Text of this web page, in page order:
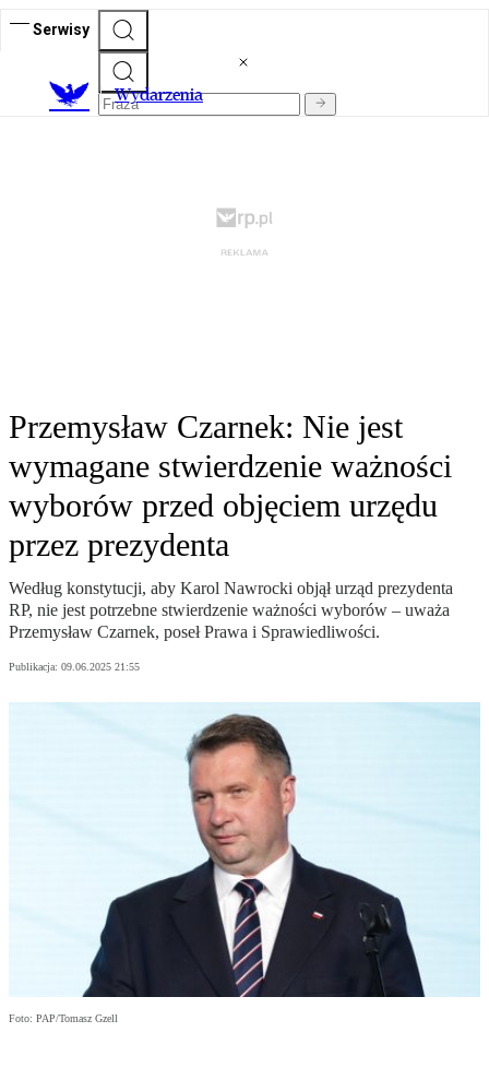
Serwisy
Wydarzenia
Przemysław Czarnek: Nie jest
wymagane stwierdzenie ważności
wyborów przed objęciem urzędu
przez prezydenta
Według konstytucji, aby Karol Nawrocki objął urząd prezydenta
RP, nie jest potrzebne stwierdzenie ważności wyborów – uważa
Przemysław Czarnek, poseł Prawa i Sprawiedliwości.
Publikacja: 09.06.2025 21:55
Foto: PAP/Tomasz Gzell